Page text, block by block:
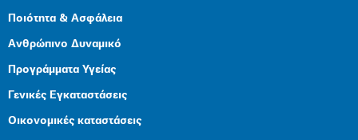
Ποιότητα & Ασφάλεια
Ανθρώπινο Δυναμικό
Προγράμματα Υγείας
Γενικές Εγκαταστάσεις
Οικονομικές καταστάσεις